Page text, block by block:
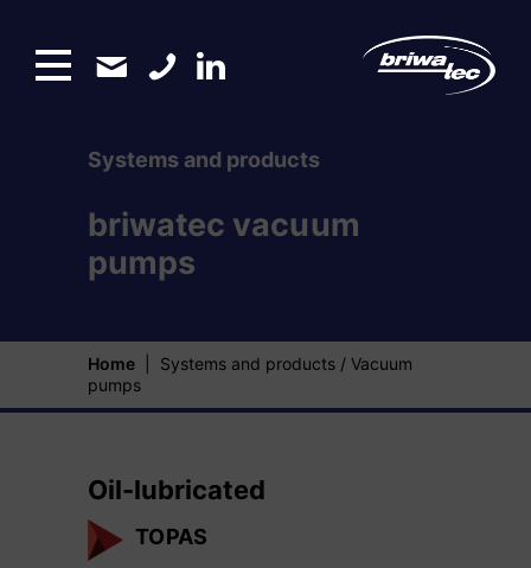
Systems and products
briwatec vacuum
pumps
Home Systems and products / Vacuum
pumps
Oil-lubricated
TOPAS